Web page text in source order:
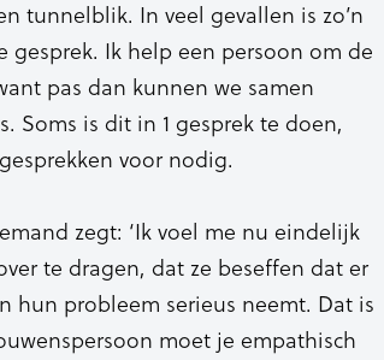
tunnelblik. In veel gevallen is zo’n
gesprek. Ik help een persoon om de
pas dan kunnen we samen
Soms is dit in 1 gesprek te doen,
voor nodig.
zegt: ‘Ik voel me nu eindelijk
te dragen, dat ze beseffen dat er
hun probleem serieus neemt. Dat is
moet je empathisch